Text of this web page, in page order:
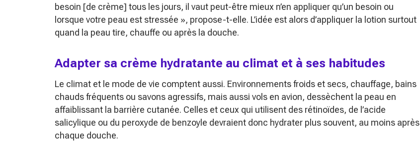
besoin [de crème] tous les jours, il vaut peut-être mieux n’en appliquer qu’un besoin ou
lorsque votre peau est stressée », propose-t-elle. L’idée est alors d’appliquer la lotion surtout
quand la peau tire, chauffe ou après la douche.
Adapter sa crème hydratante au climat et à ses habitudes
Le climat et le mode de vie comptent aussi. Environnements froids et secs, chauffage, bains
chauds fréquents ou savons agressifs, mais aussi vols en avion, dessèchent la peau en
affaiblissant la barrière cutanée. Celles et ceux qui utilisent des rétinoïdes, de l’acide
salicylique ou du peroxyde de benzoyle devraient donc hydrater plus souvent, au moins après
chaque douche.